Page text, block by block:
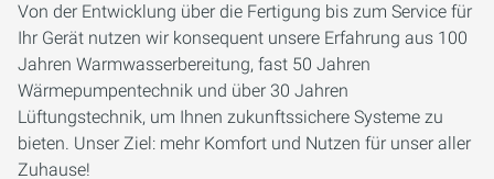
Von der Entwicklung über die Fertigung bis zum Service für
Ihr Gerät nutzen wir konsequent unsere Erfahrung aus 100
Jahren Warmwasserbereitung, fast 50 Jahren
Wärmepumpentechnik und über 30 Jahren
Lüftungstechnik, um Ihnen zukunftssichere Systeme zu
bieten. Unser Ziel: mehr Komfort und Nutzen für unser aller
Zuhause!